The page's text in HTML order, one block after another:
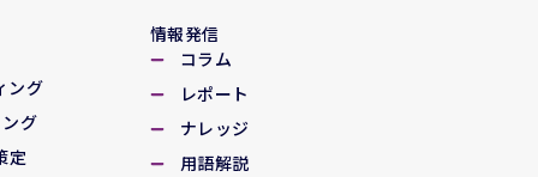
ング
グ
定
情報発信
コラム
レポート
ナレッジ
用語解説